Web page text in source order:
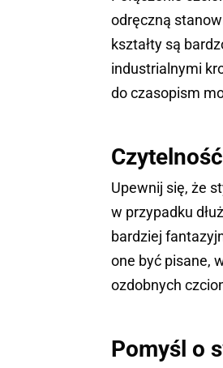
odręczną
kształty są
industrialnymi
do czasopism
Upewnij się, że
w przypadku
bardziej
one być pisane,
ozdobnych
Pomyśl o